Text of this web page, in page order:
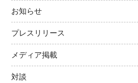
お知らせ
プレスリリース
メディア掲載
対談